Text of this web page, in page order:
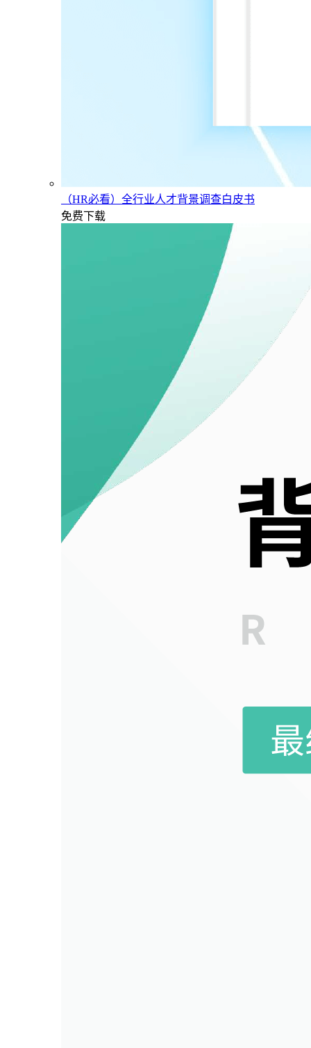
（HR必看）全行业人才背景调查白皮书
免费下载